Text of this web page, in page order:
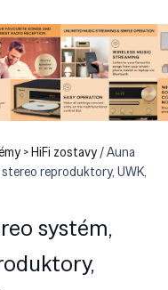
> HiFi zostavy/ Auna
reproduktory, UWK,
systém,